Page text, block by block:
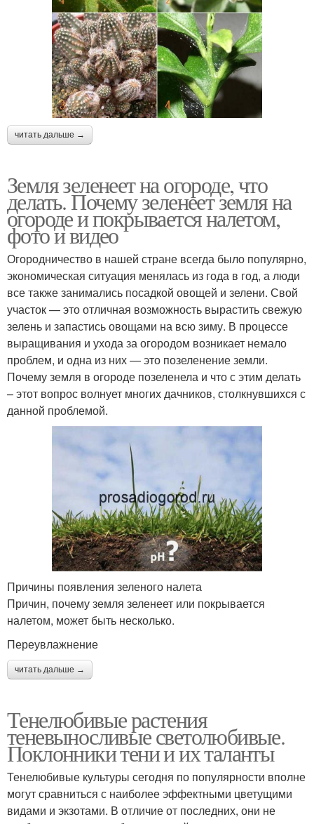
читать дальше →
Земля зеленеет на огороде, что
делать. Почему зеленеет земля на
огороде и покрывается налетом,
фото и видео
Огородничество в нашей стране всегда было популярно,
экономическая ситуация менялась из года в год, а люди
все также занимались посадкой овощей и зелени. Свой
участок — это отличная возможность вырастить свежую
зелень и запастись овощами на всю зиму. В процессе
выращивания и ухода за огородом возникает немало
проблем, и одна из них — это позеленение земли.
Почему земля в огороде позеленела и что с этим делать
– этот вопрос волнует многих дачников, столкнувшихся с
данной проблемой.
Причины появления зеленого налета
Причин, почему земля зеленеет или покрывается
налетом, может быть несколько.
Переувлажнение
читать дальше →
Тенелюбивые растения
теневыносливые светолюбивые.
Поклонники тени и их таланты
Тенелюбивые культуры сегодня по популярности вполне
могут сравниться с наиболее эффектными цветущими
видами и экзотами. В отличие от последних, они не